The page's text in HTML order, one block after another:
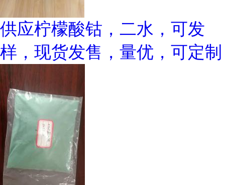
供应柠檬酸钴，二水，可发
样，现货发售，量优，可定制